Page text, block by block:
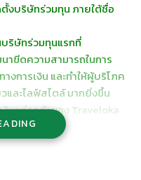
ตั้งบริษัทร่วมทุน ภายใต้ชื่อ
ริษัทร่วมทุนแรกที่
าขีดความสามารถในการ
การเงิน และทำให้ผู้บริโภค
และไลฟ์สไตล์ มากยิ่งขึ้น
นแก่ลูกค้าของ Traveloka
ณิชย์จะดำเนินการผ่าน
ะเอียดจะได้ประชาสัมพันธ์ให้